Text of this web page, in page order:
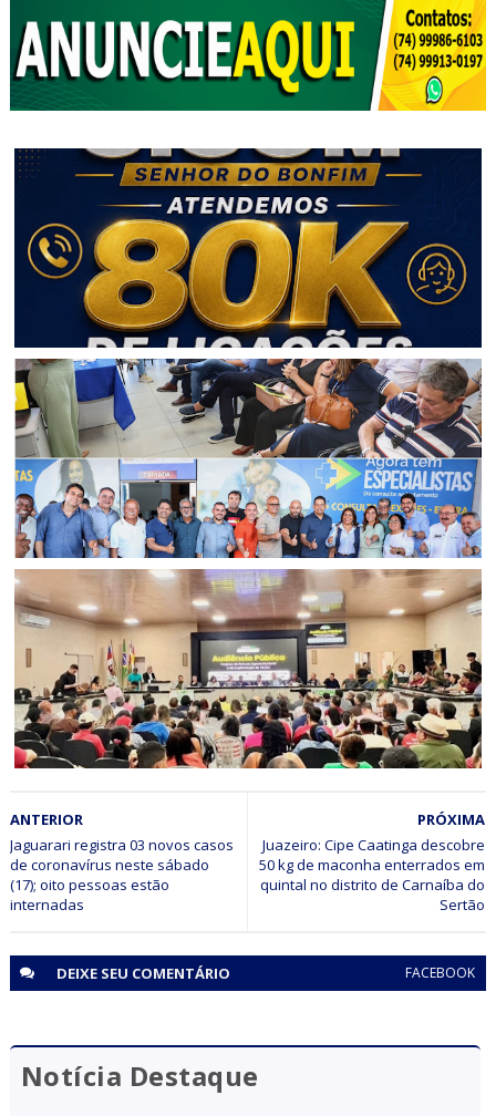
BAHIA
CICOM Senhor do Bonfim alcança a marca de 80 mil
ligações atendidas em 2026
REGIÃO DE JAGUARARI
Secretária da Saúde se reúne com prefeitos e apresenta
novo modelo assistencial do Hospital Dom Antônio
Monteiro, em Senhor do Bonfim
Piemonte Norte do Itapicuru: Audiência Pública discute
implantação de CEASA e Rota do Agroecoturismo
PRÓXIMA
Juazeiro: Cipe Caatinga descobre
50 kg de maconha enterrados em
quintal no distrito de Carnaíba do
Sertão
ANTERIOR
Jaguarari registra 03 novos casos
de coronavírus neste sábado
(17); oito pessoas estão
internadas
DEIXE SEU COMENTÁRIO FACEBOOK
Notícia Destaque